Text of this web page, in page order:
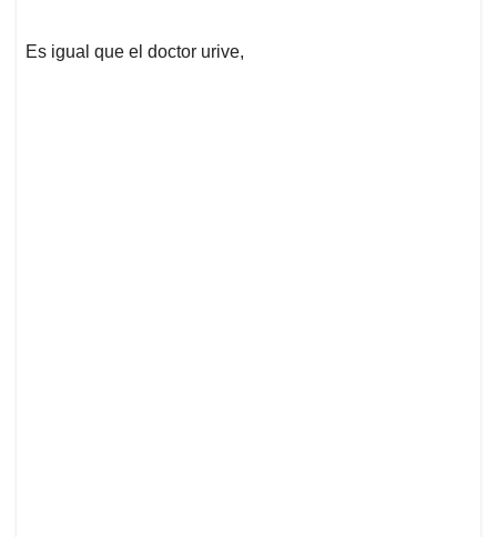
Es igual que el doctor urive,